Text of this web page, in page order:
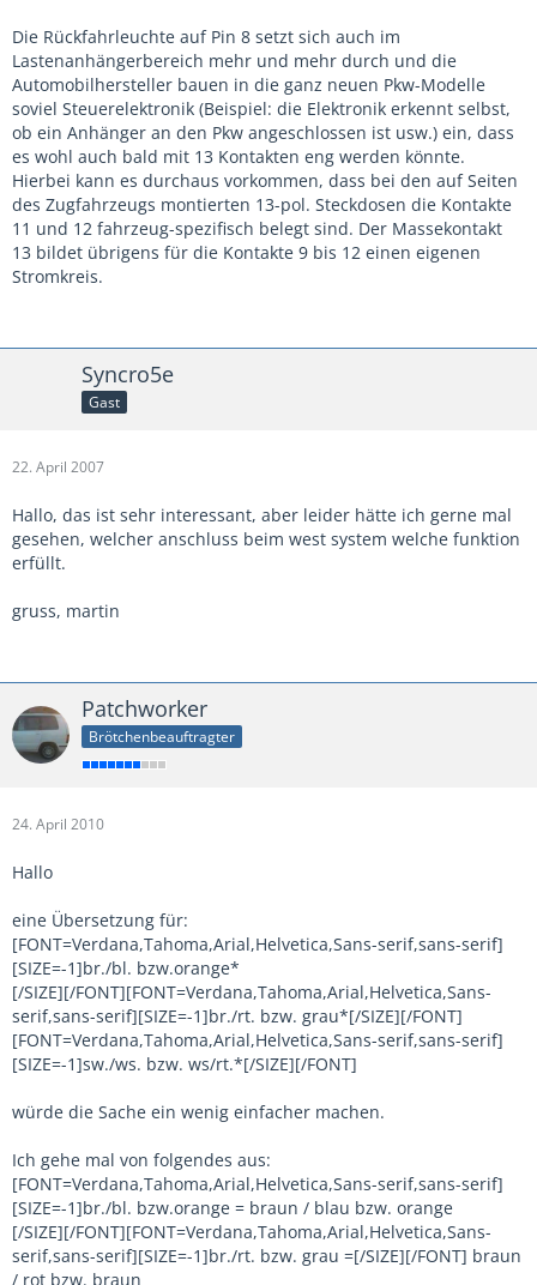
Die Rückfahrleuchte auf Pin 8 setzt sich auch im
Lastenanhängerbereich mehr und mehr durch und die
Automobilhersteller bauen in die ganz neuen Pkw-Modelle
soviel Steuerelektronik (Beispiel: die Elektronik erkennt selbst,
ob ein Anhänger an den Pkw angeschlossen ist usw.) ein, dass
es wohl auch bald mit 13 Kontakten eng werden könnte.
Hierbei kann es durchaus vorkommen, dass bei den auf Seiten
des Zugfahrzeugs montierten 13-pol. Steckdosen die Kontakte
11 und 12 fahrzeug-spezifisch belegt sind. Der Massekontakt
13 bildet übrigens für die Kontakte 9 bis 12 einen eigenen
Stromkreis.
Syncro5e
Gast
22. April 2007
Hallo, das ist sehr interessant, aber leider hätte ich gerne mal
gesehen, welcher anschluss beim west system welche funktion
erfüllt.
gruss, martin
Patchworker
Brötchenbeauftragter
24. April 2010
Hallo
eine Übersetzung für:
[FONT=Verdana,Tahoma,Arial,Helvetica,Sans-serif,sans-serif]
[SIZE=-1]br./bl. bzw.orange*
[/SIZE][/FONT][FONT=Verdana,Tahoma,Arial,Helvetica,Sans-
serif,sans-serif][SIZE=-1]br./rt. bzw. grau*[/SIZE][/FONT]
[FONT=Verdana,Tahoma,Arial,Helvetica,Sans-serif,sans-serif]
[SIZE=-1]sw./ws. bzw. ws/rt.*[/SIZE][/FONT]
würde die Sache ein wenig einfacher machen.
Ich gehe mal von folgendes aus:
[FONT=Verdana,Tahoma,Arial,Helvetica,Sans-serif,sans-serif]
[SIZE=-1]br./bl. bzw.orange = braun / blau bzw. orange
[/SIZE][/FONT][FONT=Verdana,Tahoma,Arial,Helvetica,Sans-
serif,sans-serif][SIZE=-1]br./rt. bzw. grau =[/SIZE][/FONT] braun
/ rot bzw. braun